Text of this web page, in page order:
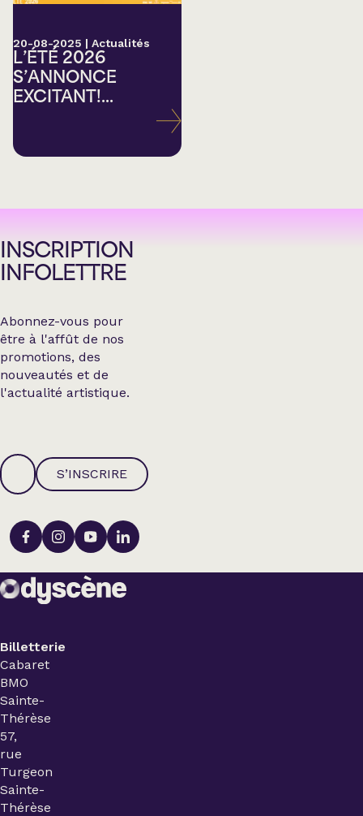
20-08-2025 | Actualités
L’ÉTÉ 2026
S’ANNONCE
EXCITANT!...
INSCRIPTION
INFOLETTRE
Abonnez-vous pour
être à l'affût de nos
promotions, des
nouveautés et de
l'actualité artistique.
S’INSCRIRE
Billetterie
Cabaret
BMO
Sainte-
Thérèse
57,
rue
Turgeon
Sainte-
Thérèse